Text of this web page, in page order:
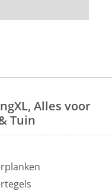
Alles voor
Tuin